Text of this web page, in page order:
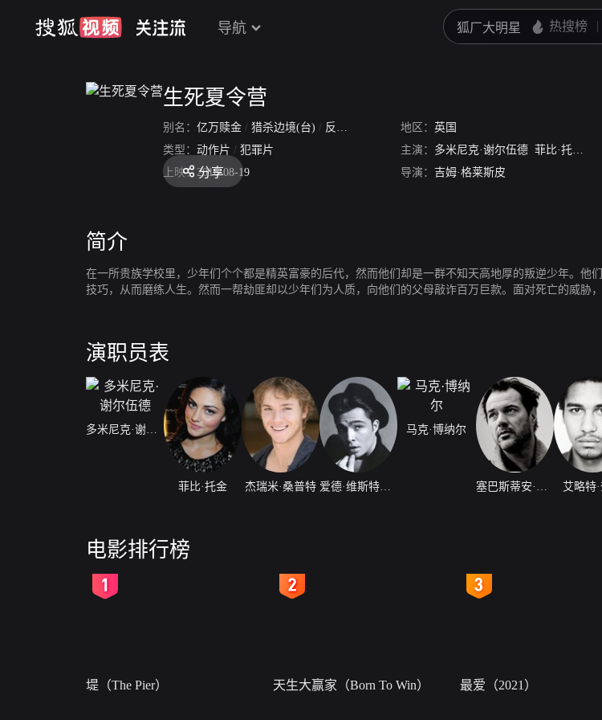
导航
生死夏令营
别名： 亿万赎金 / 猎杀边境(台) / 反攻 Billionaire Ransom
地区： 英国
类型： 动作片 / 犯罪片 主演： 多米尼克·谢尔伍德 菲比·托金
上映： 2016-08-19 导演： 吉姆·格莱斯皮
分享
简介
在一所贵族学校里，少年们个个都是精英富豪的后代，然而他们却是一群不知天高地厚的叛逆少年。
技巧，从而磨练人生。然而一帮劫匪却以少年们为人质，向他们的父母敲诈百万巨款。面对死亡的威胁
演职员表
多米尼克·谢尔伍德
菲比·托金 杰瑞米·桑普特
马克·博纳尔
艾略特
电影排行榜
堤（The Pier） 天生大赢家（Born To Win） 最爱（2021）